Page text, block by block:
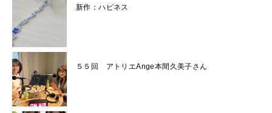
新作：ハピネス
５５回 アトリエAnge本間久美子さん